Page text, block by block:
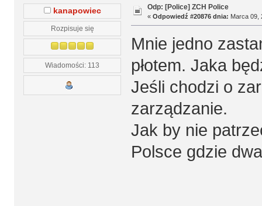
kanapowiec
Rozpisuje się
Wiadomości: 113
Odp: [Police] ZCH Police
« Odpowiedź #20876 dnia: Marca 09,
Mnie jedno
płotem. Jaka
Jeśli chodzi o
zarządzanie.
Jak by nie
Polsce gdzie